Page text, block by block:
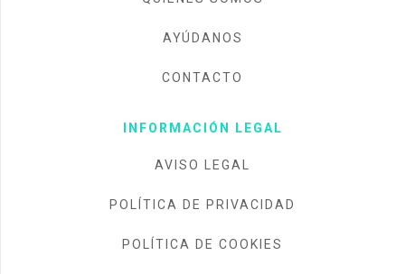
AYÚDANOS
CONTACTO
INFORMACIÓN LEGAL
AVISO LEGAL
POLÍTICA DE PRIVACIDAD
POLÍTICA DE COOKIES